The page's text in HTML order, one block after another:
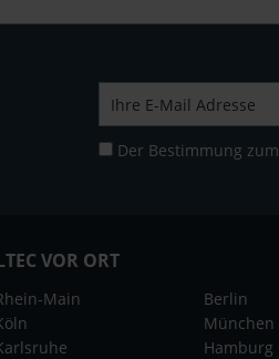
Der Bestimmung zum
VOR ORT
Main
Berlin
München
Hamburg